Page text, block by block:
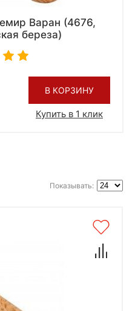
Варан (4676,
береза)
В КОРЗИНУ
Купить в 1 клик
Показывать: